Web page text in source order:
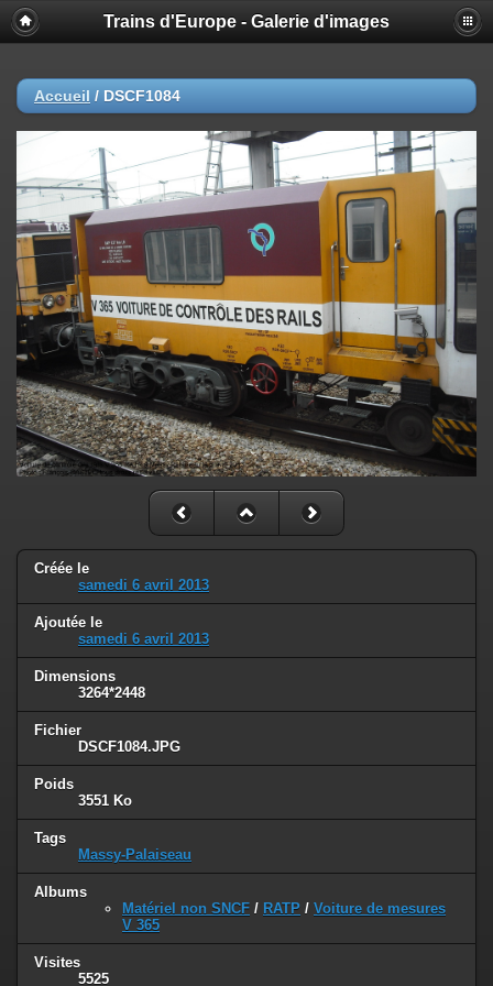
Trains d'Europe - Galerie d'images
Accueil / DSCF1084
Créée le
samedi 6 avril 2013
Ajoutée le
samedi 6 avril 2013
Dimensions
3264*2448
Fichier
DSCF1084.JPG
Poids
3551 Ko
Tags
Massy-Palaiseau
Albums
Matériel non SNCF / RATP / Voiture de mesures
V 365
Visites
5525